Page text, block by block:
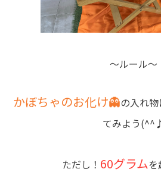
～ルール～
かぼちゃのお化け👻の入れ
てみよう
ただし！ 60グラム